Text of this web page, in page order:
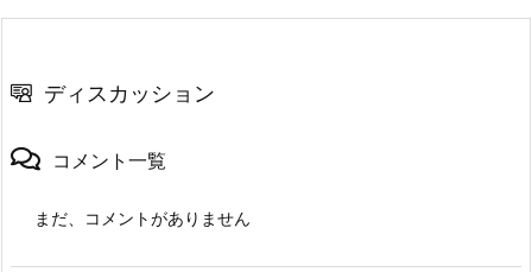
ディスカッション
コメント一覧
まだ、コメントがありません